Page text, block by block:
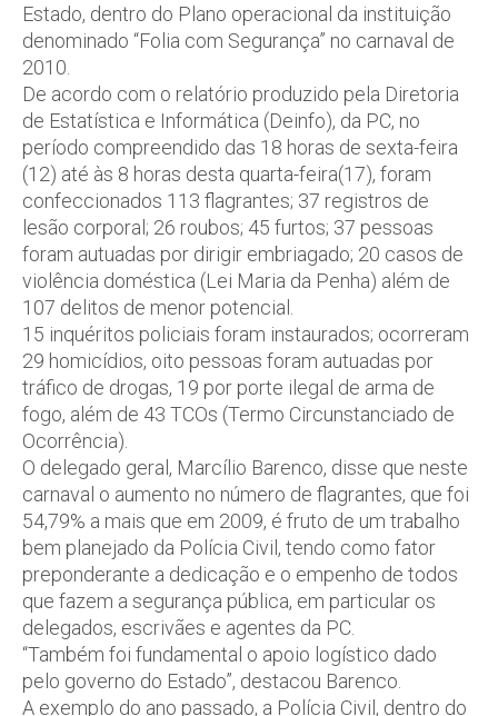
Estado, dentro do Plano operacional da instituição
denominado “Folia com Segurança” no carnaval de
2010.
De acordo com o relatório produzido pela Diretoria
de Estatística e Informática (Deinfo), da PC, no
período compreendido das 18 horas de sexta-feira
(12) até às 8 horas desta quarta-feira(17), foram
confeccionados 113 flagrantes; 37 registros de
lesão corporal; 26 roubos; 45 furtos; 37 pessoas
foram autuadas por dirigir embriagado; 20 casos de
violência doméstica (Lei Maria da Penha) além de
107 delitos de menor potencial.
15 inquéritos policiais foram instaurados; ocorreram
29 homicídios, oito pessoas foram autuadas por
tráfico de drogas, 19 por porte ilegal de arma de
fogo, além de 43 TCOs (Termo Circunstanciado de
Ocorrência).
O delegado geral, Marcílio Barenco, disse que neste
carnaval o aumento no número de flagrantes, que foi
54,79% a mais que em 2009, é fruto de um trabalho
bem planejado da Polícia Civil, tendo como fator
preponderante a dedicação e o empenho de todos
que fazem a segurança pública, em particular os
delegados, escrivães e agentes da PC.
“Também foi fundamental o apoio logístico dado
pelo governo do Estado”, destacou Barenco.
A exemplo do ano passado, a Polícia Civil, dentro do